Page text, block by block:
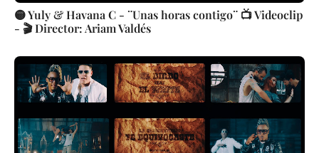
🟡 Yuly & Havana C - ¨Unas horas contigo¨ 📺 Videoclip
- 🎬 Director: Ariam Valdés